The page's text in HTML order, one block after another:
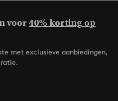
voor40% korting op
met exclusieve aanbiedingen,